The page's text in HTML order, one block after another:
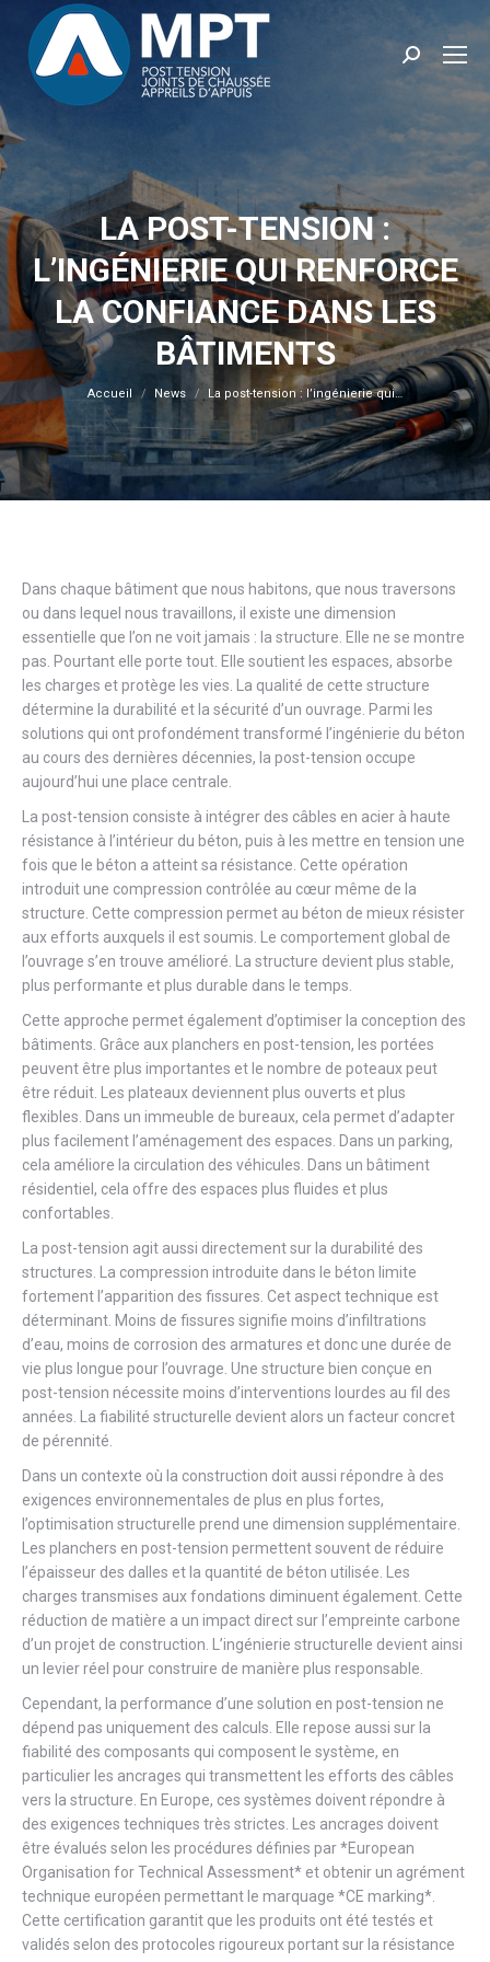
Recherche
:
LA POST-TENSION :
L’INGÉNIERIE QUI RENFORCE
LA CONFIANCE DANS LES
BÂTIMENTS
Vous êtes ici :
Accueil News La post-tension : l’ingénierie qui…
Dans chaque bâtiment que nous habitons, que nous traversons
ou dans lequel nous travaillons, il existe une dimension
essentielle que l’on ne voit jamais : la structure. Elle ne se montre
pas. Pourtant elle porte tout. Elle soutient les espaces, absorbe
les charges et protège les vies. La qualité de cette structure
détermine la durabilité et la sécurité d’un ouvrage. Parmi les
solutions qui ont profondément transformé l’ingénierie du béton
au cours des dernières décennies, la post-tension occupe
aujourd’hui une place centrale.
La post-tension consiste à intégrer des câbles en acier à haute
résistance à l’intérieur du béton, puis à les mettre en tension une
fois que le béton a atteint sa résistance. Cette opération
introduit une compression contrôlée au cœur même de la
structure. Cette compression permet au béton de mieux résister
aux efforts auxquels il est soumis. Le comportement global de
l’ouvrage s’en trouve amélioré. La structure devient plus stable,
plus performante et plus durable dans le temps.
Cette approche permet également d’optimiser la conception des
bâtiments. Grâce aux planchers en post-tension, les portées
peuvent être plus importantes et le nombre de poteaux peut
être réduit. Les plateaux deviennent plus ouverts et plus
flexibles. Dans un immeuble de bureaux, cela permet d’adapter
plus facilement l’aménagement des espaces. Dans un parking,
cela améliore la circulation des véhicules. Dans un bâtiment
résidentiel, cela offre des espaces plus fluides et plus
confortables.
La post-tension agit aussi directement sur la durabilité des
structures. La compression introduite dans le béton limite
fortement l’apparition des fissures. Cet aspect technique est
déterminant. Moins de fissures signifie moins d’infiltrations
d’eau, moins de corrosion des armatures et donc une durée de
vie plus longue pour l’ouvrage. Une structure bien conçue en
post-tension nécessite moins d’interventions lourdes au fil des
années. La fiabilité structurelle devient alors un facteur concret
de pérennité.
Dans un contexte où la construction doit aussi répondre à des
exigences environnementales de plus en plus fortes,
l’optimisation structurelle prend une dimension supplémentaire.
Les planchers en post-tension permettent souvent de réduire
l’épaisseur des dalles et la quantité de béton utilisée. Les
charges transmises aux fondations diminuent également. Cette
réduction de matière a un impact direct sur l’empreinte carbone
d’un projet de construction. L’ingénierie structurelle devient ainsi
un levier réel pour construire de manière plus responsable.
Cependant, la performance d’une solution en post-tension ne
dépend pas uniquement des calculs. Elle repose aussi sur la
fiabilité des composants qui composent le système, en
particulier les ancrages qui transmettent les efforts des câbles
vers la structure. En Europe, ces systèmes doivent répondre à
des exigences techniques très strictes. Les ancrages doivent
être évalués selon les procédures définies par *European
Organisation for Technical Assessment* et obtenir un agrément
technique européen permettant le marquage *CE marking*.
Cette certification garantit que les produits ont été testés et
validés selon des protocoles rigoureux portant sur la résistance